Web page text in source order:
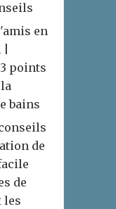
en
3 points
bains
de
de
les